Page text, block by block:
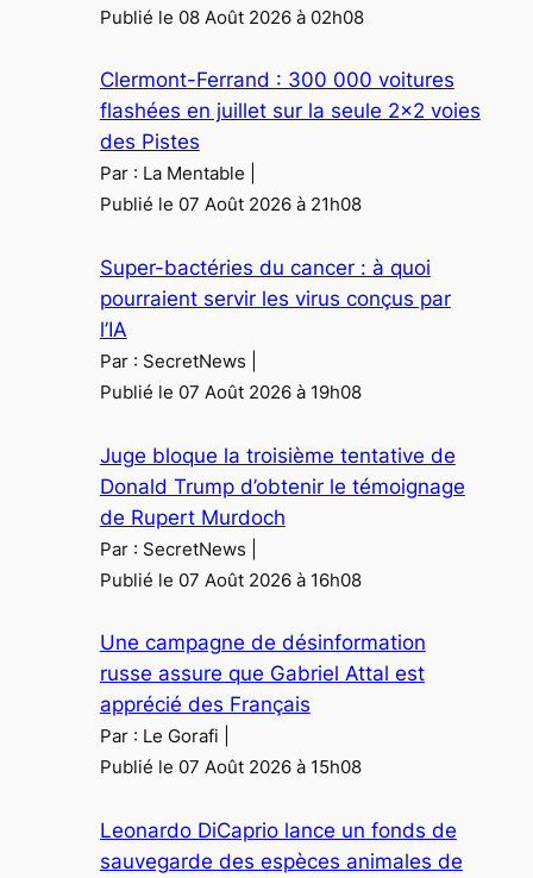
Publié le 08 Août 2026 à 02h08
Clermont-Ferrand : 300 000 voitures
flashées en juillet sur la seule 2×2 voies
des Pistes
Par : La Mentable
Publié le 07 Août 2026 à 21h08
Super-bactéries du cancer : à quoi
pourraient servir les virus conçus par
l’IA
Par : SecretNews
Publié le 07 Août 2026 à 19h08
Juge bloque la troisième tentative de
Donald Trump d’obtenir le témoignage
de Rupert Murdoch
Par : SecretNews
Publié le 07 Août 2026 à 16h08
Une campagne de désinformation
russe assure que Gabriel Attal est
apprécié des Français
Par : Le Gorafi
Publié le 07 Août 2026 à 15h08
Leonardo DiCaprio lance un fonds de
sauvegarde des espèces animales de